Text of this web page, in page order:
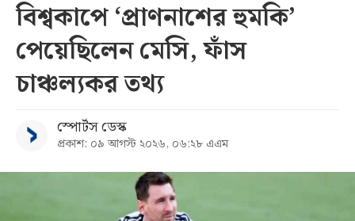
বিশ্বকাপে ‘প্রাণনাশের হুমকি’
পেয়েছিলেন মেসি, ফাঁস
চাঞ্চল্যকর তথ্য
স্পোর্টস ডেস্ক
প্রকাশ: ০৯ আগস্ট ২০২৬, ০৬:২৮ এএম